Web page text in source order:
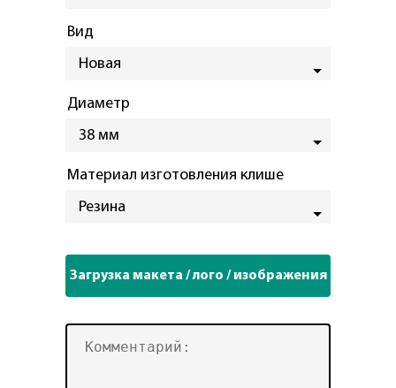
Вид
Новая
Диаметр
38 мм
Материал изготовления клише
Резина